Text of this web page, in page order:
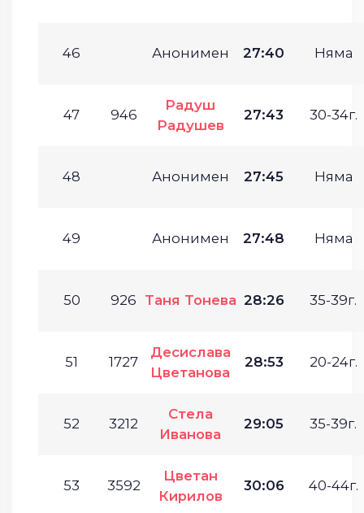
46 Анонимен 27:40 Няма
47 946
Радуш
Радушев
27:43 30-34г.
48 Анонимен 27:45 Няма
49 Анонимен 27:48 Няма
50 926 Таня Тонева 28:26 35-39г.
51 1727
Десислава
Цветанова
28:53 20-24г.
52 3212
Стела
Иванова
29:05 35-39г.
53 3592
Цветан
Кирилов
30:06 40-44г.